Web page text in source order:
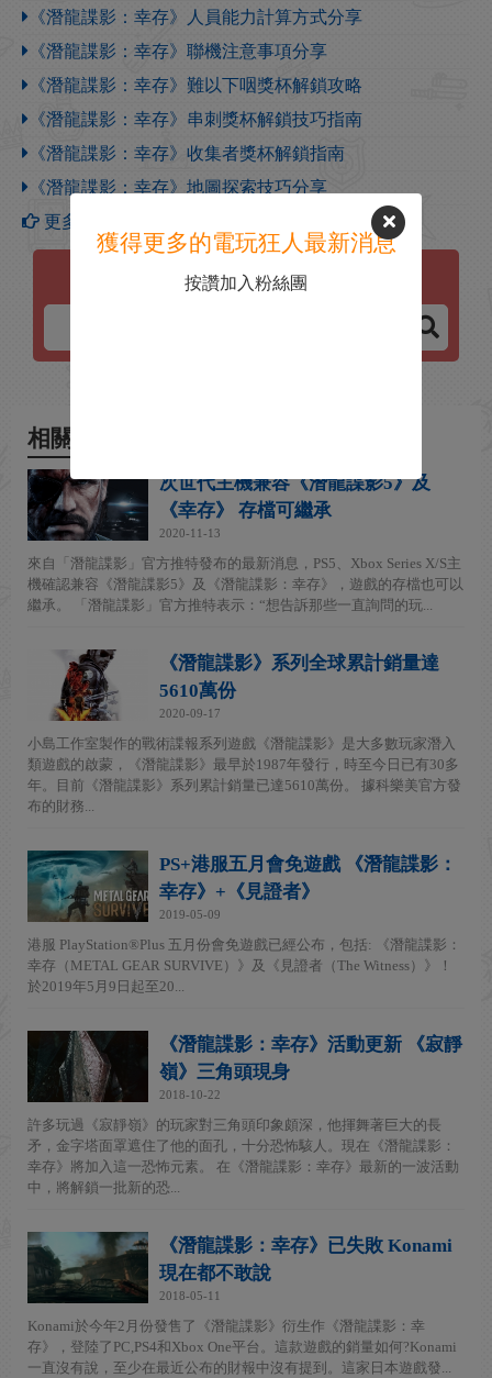
《潛龍諜影：幸存》人員能力計算方式分享
《潛龍諜影：幸存》聯機注意事項分享
《潛龍諜影：幸存》難以下咽獎杯解鎖攻略
《潛龍諜影：幸存》串刺獎杯解鎖技巧指南
《潛龍諜影：幸存》收集者獎杯解鎖指南
《潛龍諜影：幸存》地圖探索技巧分享
更多【潛龍諜影：幸存】攻略
潛龍諜影：幸存
相關新聞
次世代主機兼容《潛龍諜影5》及
《幸存》 存檔可繼承
2020-11-13
來自「潛龍諜影」官方推特發布的最新消息，PS5、Xbox Series X/S主
機確認兼容《潛龍諜影5》及《潛龍諜影：幸存》，遊戲的存檔也可以
繼承。 「潛龍諜影」官方推特表示：“想告訴那些一直詢問的玩...
《潛龍諜影》系列全球累計銷量達
5610萬份
2020-09-17
小島工作室製作的戰術諜報系列遊戲《潛龍諜影》是大多數玩家潛入
類遊戲的啟蒙，《潛龍諜影》最早於1987年發行，時至今日已有30多
年。目前《潛龍諜影》系列累計銷量已達5610萬份。 據科樂美官方發
布的財務...
PS+港服五月會免遊戲 《潛龍諜影：
幸存》+《見證者》
2019-05-09
港服 PlayStation®Plus 五月份會免遊戲已經公布，包括: 《潛龍諜影：
幸存（METAL GEAR SURVIVE）》及《見證者（The Witness）》！
於2019年5月9日起至20...
《潛龍諜影：幸存》活動更新 《寂靜
嶺》三角頭現身
2018-10-22
許多玩過《寂靜嶺》的玩家對三角頭印象頗深，他揮舞著巨大的長
矛，金字塔面罩遮住了他的面孔，十分恐怖駭人。現在《潛龍諜影：
幸存》將加入這一恐怖元素。 在《潛龍諜影：幸存》最新的一波活動
中，將解鎖一批新的恐...
《潛龍諜影：幸存》已失敗 Konami
現在都不敢說
2018-05-11
Konami於今年2月份發售了《潛龍諜影》衍生作《潛龍諜影：幸
存》，登陸了PC,PS4和Xbox One平台。這款遊戲的銷量如何?Konami
一直沒有說，至少在最近公布的財報中沒有提到。這家日本遊戲發...
獲得更多的電玩狂人最新消息
按讚加入粉絲團